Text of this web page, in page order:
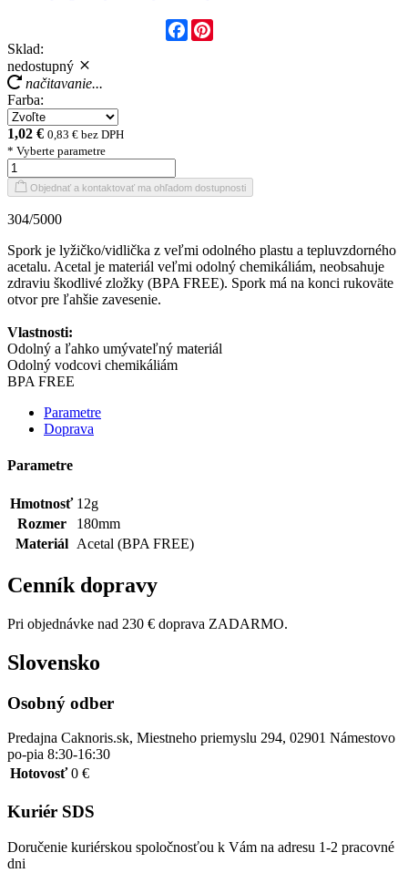
Facebook
Sklad:
nedostupný
načitavanie...
Farba:
1,02 € 0,83 € bez DPH
* Vyberte parametre
Objednať a kontaktovať ma ohľadom dostupnosti
304/5000
Spork je lyžičko/vidlička z veľmi odolného plastu a tepluvzdorného
acetalu. Acetal je materiál veľmi odolný chemikáliám, neobsahuje
zdraviu škodlivé zložky (BPA FREE). Spork má na konci rukoväte
otvor pre ľahšie zavesenie.
Vlastnosti:
Odolný a ľahko umývateľný materiál
Odolný vodcovi chemikáliám
BPA FREE
Parametre
Doprava
Parametre
Hmotnosť 12g
Rozmer
180mm
Materiál
Acetal (BPA FREE)
Cenník dopravy
Pri objednávke nad 230 € doprava ZADARMO.
Slovensko
Osobný odber
Predajna Caknoris.sk, Miestneho priemyslu 294, 02901 Námestovo
po-pia 8:30-16:30
Hotovosť 0 €
Kuriér SDS
Doručenie kuriérskou spoločnosťou k Vám na adresu 1-2 pracovné
dni